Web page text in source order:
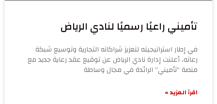
تأميني راعيًا رسميًا لنادي الرياض
في إطار استراتيجيته لتعزيز شراكاته التجارية وتوسيع شبكة
رعاته، أعلنت إدارة نادي الرياض عن توقيع عقد رعاية جديد مع
منصة “تأميني” الرائدة في مجال وساطة
اقرأ المزيد »